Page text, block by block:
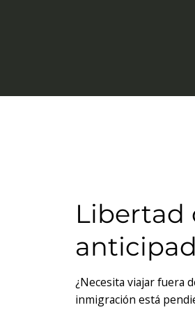
Libertad
¿Necesita viajar fuera
inmigración está